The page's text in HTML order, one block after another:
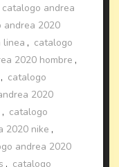
catalogo andrea
andrea 2020
linea , catalogo
2020 hombre ,
, catalogo
2020
, catalogo
2020 nike ,
andrea 2020
, catalogo